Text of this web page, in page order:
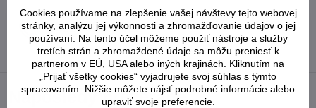
+421 948 902 752
Naposledy prezerané
Cookies používame na zlepšenie vašej návštevy tejto webovej
stránky, analýzu jej výkonnosti a zhromažďovanie údajov o jej
používaní. Na tento účel môžeme použiť nástroje a služby
tretích strán a zhromaždené údaje sa môžu preniesť k
partnerom v EÚ, USA alebo iných krajinách. Kliknutím na
„Prijať všetky cookies“ vyjadrujete svoj súhlas s týmto
spracovaním. Nižšie môžete nájsť podrobné informácie alebo
upraviť svoje preferencie.